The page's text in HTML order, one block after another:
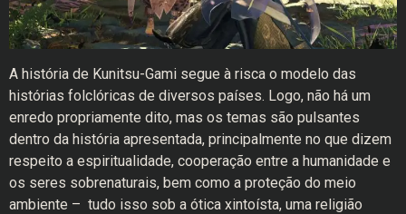
A história de Kunitsu-Gami segue à risca o modelo das
histórias folclóricas de diversos países. Logo, não há um
enredo propriamente dito, mas os temas são pulsantes
dentro da história apresentada, principalmente no que dizem
respeito a espiritualidade, cooperação entre a humanidade e
os seres sobrenaturais, bem como a proteção do meio
ambiente – tudo isso sob a ótica xintoísta, uma religião